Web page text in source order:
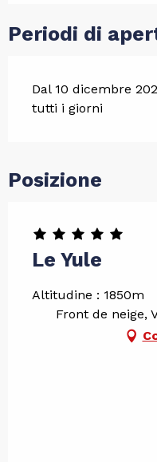
Periodi di
Dal 10 dicembre
tutti i giorni
Posizione
Le Yule
Altitudine : 1850m
Front de neige,